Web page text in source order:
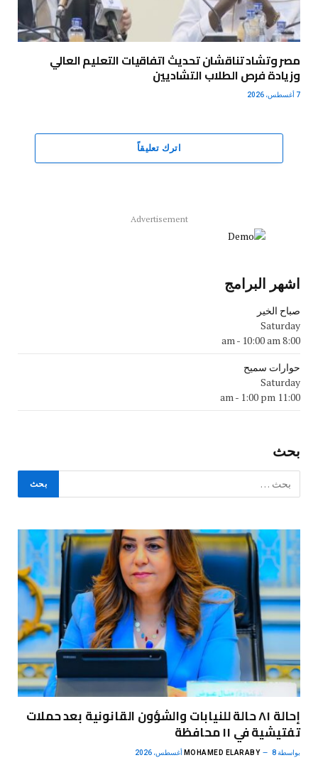
مصر وتشاد تناقشان تحديث اتفاقيات التعليم العالي
وزيادة فرص الطلاب التشاديين
7 أغسطس، 2026
اترك تعليقاً
Advertisement
اشهر البرامج
صباح الخير
Saturday
8:00 am
- 10:00 am
حوارات سميح
Saturday
11:00 am
- 1:00 pm
بحث
إحالة ٨١ حالة للنيابات والشؤون القانونية بعد حملات
تفتيشية في ١١ محافظة
بواسطة MOHAMED ELARABY 8 أغسطس، 2026